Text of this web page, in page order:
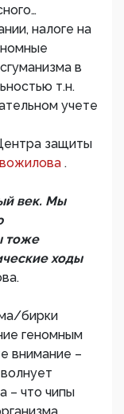
налоге на
в
т.н.
учете
защиты
.
век. Мы
тоже
ходы
бирки
геномным
внимание –
– что чипы